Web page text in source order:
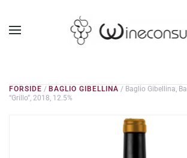
GÅ TIL HOVEDINDHOLD
FORSIDE / BAGLIO GIBELLINA / Baglio Gibellina,
“Grillo”, 2018, 12.5%